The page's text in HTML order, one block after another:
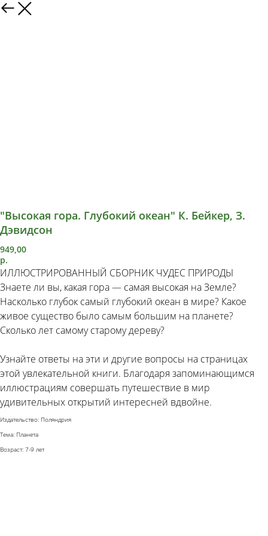
"Высокая гора. Глубокий океан" К. Бейкер, З.
Дэвидсон
949,00
р.
ИЛЛЮСТРИРОВАННЫЙ СБОРНИК ЧУДЕС ПРИРОДЫ
Знаете ли вы, какая гора — самая высокая на Земле?
Насколько глубок самый глубокий океан в мире? Какое
живое существо было самым большим на планете?
Сколько лет самому старому дереву?
Узнайте ответы на эти и другие вопросы на страницах
этой увлекательной книги. Благодаря запоминающимся
иллюстрациям совершать путешествие в мир
удивительных открытий интересней вдвойне.
Издательство: Поляндрия
Тема: Планета
Возраст: 7-9 лет